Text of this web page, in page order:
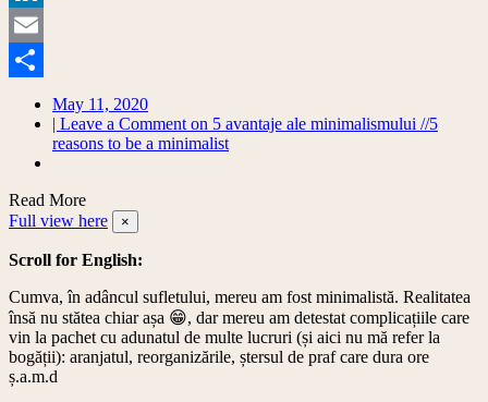
Link
LinkedIn
Email
May 11, 2020
| Leave a Comment on 5 avantaje ale minimalismului //5
reasons to be a minimalist
Read More
Full view here
×
Scroll for English:
Cumva, în adâncul sufletului, mereu am fost minimalistă. Realitatea
însă nu stătea chiar așa 😁, dar mereu am detestat complicațiile care
vin la pachet cu adunatul de multe lucruri (și aici nu mă refer la
bogății): aranjatul, reorganizările, ștersul de praf care dura ore
ș.a.m.d